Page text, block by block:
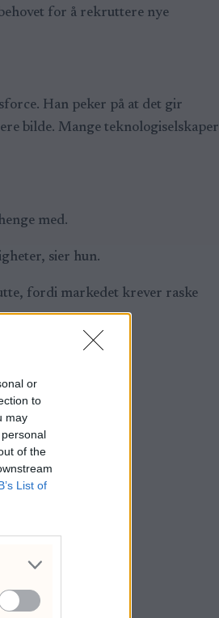
or
to
may
of the
List of
for å rekruttere nye
Han peker på at det gir
bilde. Mange teknologiselskaper
med.
sier hun.
fordi markedet krever raske
sier Zitron.